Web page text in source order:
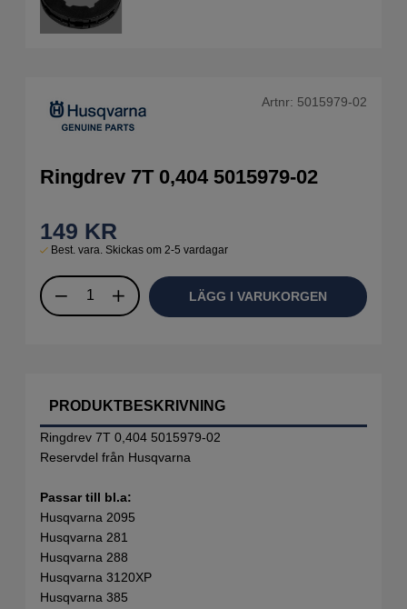
Artnr: 5015979-02
Ringdrev 7T 0,404 5015979-02
149 KR
Best. vara. Skickas om 2-5 vardagar
LÄGG I VARUKORGEN
PRODUKTBESKRIVNING
Ringdrev 7T 0,404 5015979-02
Reservdel från Husqvarna
Passar till bl.a:
Husqvarna 2095
Husqvarna 281
Husqvarna 288
Husqvarna 3120XP
Husqvarna 385